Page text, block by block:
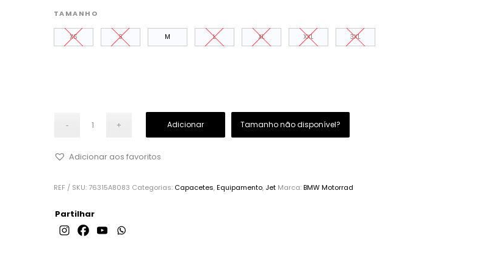
TAMANHO
XS S M L XL XXL 3XL
Adicionar Tamanho não disponível?
Adicionar aos favoritos
REF / SKU: 76315A8083 Categorias: Capacetes,Equipamento, Jet Marca:BMW Motorrad
Partilhar